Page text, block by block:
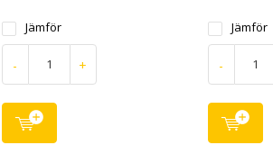
Jämför
- +
Jämför
-